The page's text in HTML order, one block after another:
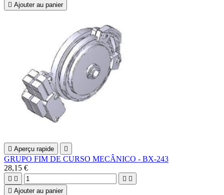
 Ajouter au panier
 Aperçu rapide 
GRUPO FIM DE CURSO MECÂNICO - BX-243
28,15 €
   
 Ajouter au panier